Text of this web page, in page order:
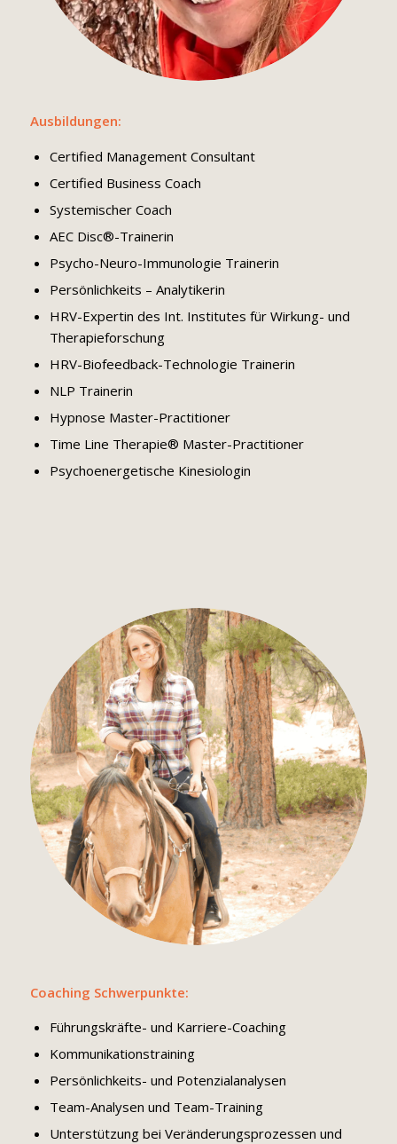
Ausbildungen:
Certified Management Consultant
Certified Business Coach
Systemischer Coach
AEC Disc®-Trainerin
Psycho-Neuro-Immunologie Trainerin
Persönlichkeits – Analytikerin
HRV-Expertin des Int. Institutes für Wirkung- und
Therapieforschung
HRV-Biofeedback-Technologie Trainerin
NLP Trainerin
Hypnose Master-Practitioner
Time Line Therapie® Master-Practitioner
Psychoenergetische Kinesiologin
Coaching Schwerpunkte:
Führungskräfte- und Karriere-Coaching
Kommunikationstraining
Persönlichkeits- und Potenzialanalysen
Team-Analysen und Team-Training
Unterstützung bei Veränderungsprozessen und